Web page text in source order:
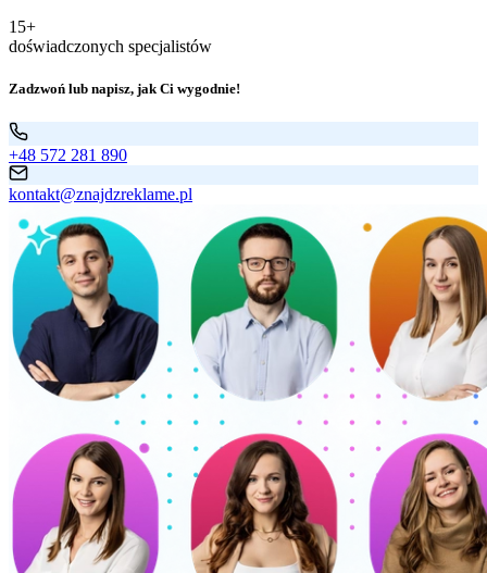
15+
doświadczonych specjalistów
Zadzwoń lub napisz, jak Ci wygodnie!
+48 572 281 890
kontakt@znajdzreklame.pl